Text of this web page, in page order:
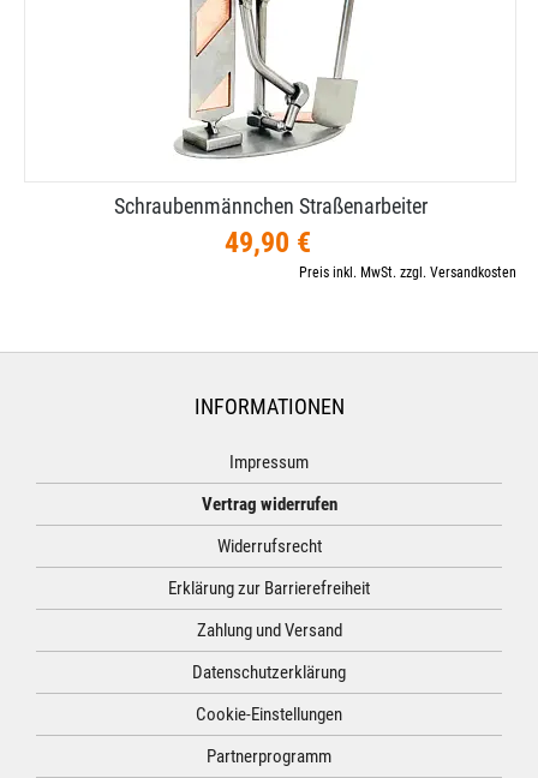
Schraubenmännchen Straßenarbeiter
49,90 €
Preis inkl. MwSt. zzgl. Versandkosten
INFORMATIONEN
Impressum
Vertrag widerrufen
Widerrufsrecht
Erklärung zur Barrierefreiheit
Zahlung und Versand
Datenschutzerklärung
Cookie-Einstellungen
Partnerprogramm